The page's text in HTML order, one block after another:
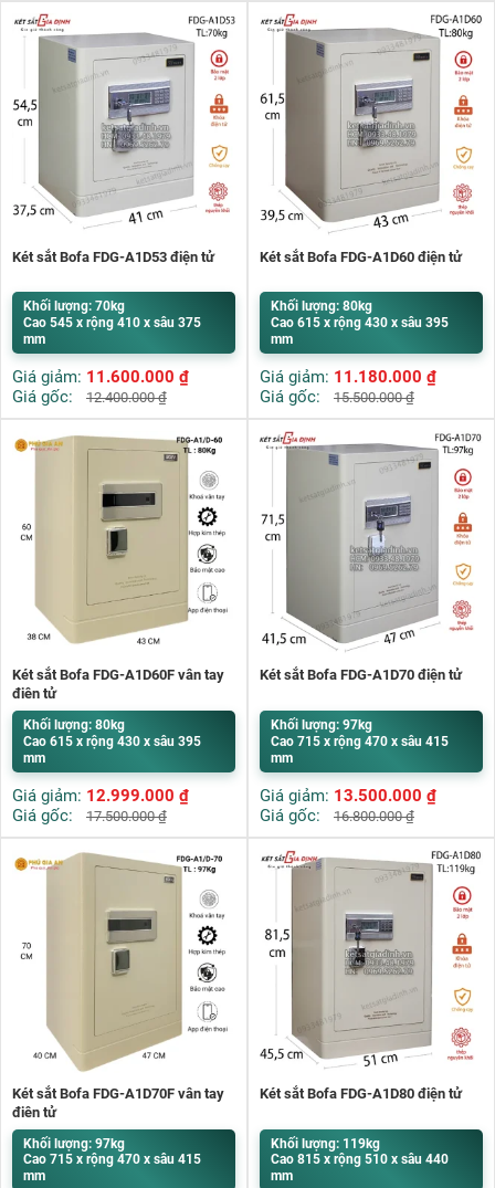
Két sắt Bofa FDG-A1D53 điện tử
Khối lượng: 70kg
Cao 545 x rộng 410 x sâu 375
mm
Giá giảm: 11.600.000 ₫
Giá gốc:
12.400.000₫
Két sắt Bofa FDG-A1D60 điện tử
Khối lượng: 80kg
Cao 615 x rộng 430 x sâu 395
mm
Giá giảm: 11.180.000 ₫
Giá gốc:
15.500.000₫
Két sắt Bofa FDG-A1D60F vân tay
điện tử
Khối lượng: 80kg
Cao 615 x rộng 430 x sâu 395
mm
Giá giảm: 12.999.000 ₫
Giá gốc:
17.500.000₫
Két sắt Bofa FDG-A1D70 điện tử
Khối lượng: 97kg
Cao 715 x rộng 470 x sâu 415
mm
Giá giảm: 13.500.000 ₫
Giá gốc:
16.800.000₫
Két sắt Bofa FDG-A1D70F vân tay
điện tử
Khối lượng: 97kg
Cao 715 x rộng 470 x sâu 415
mm
Két sắt Bofa FDG-A1D80 điện tử
Khối lượng: 119kg
Cao 815 x rộng 510 x sâu 440
mm